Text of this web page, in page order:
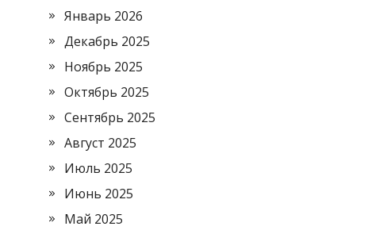
Январь 2026
Декабрь 2025
Ноябрь 2025
Октябрь 2025
Сентябрь 2025
Август 2025
Июль 2025
Июнь 2025
Май 2025